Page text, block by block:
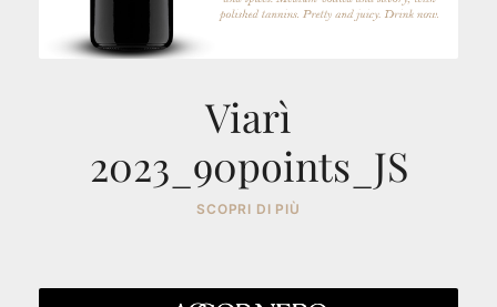
Viarì
2023_90points_JS
SCOPRI DI PIÙ